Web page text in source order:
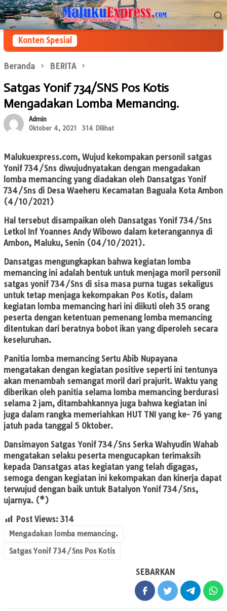
Loncat
ke
konten
Menu
Mobile
Konten Spesial
Beranda BERITA
Satgas Yonif 734/SNS Pos Kotis
Mengadakan Lomba Memancing.
Admin
Oktober 4, 2021
314 Dilihat
Malukuexpress.com, Wujud kekompakan personil satgas
Yonif 734/Sns diwujudnyatakan dengan mengadakan
lomba memancing yang diadakan oleh Dansatgas Yonif
734/Sns di Desa Waeheru Kecamatan Baguala Kota Ambon
(4/10/2021)
Hal tersebut disampaikan oleh Dansatgas Yonif 734/Sns
Letkol Inf Yoannes Andy Wibowo dalam keterangannya di
Ambon, Maluku, Senin (04/10/2021).
Dansatgas mengungkapkan bahwa kegiatan lomba
memancing ini adalah bentuk untuk menjaga moril personil
satgas yonif 734/Sns di sisa masa purna tugas sekaligus
untuk tetap menjaga kekompakan Pos Kotis, dalam
kegiatan lomba memancing hari ini diikuti oleh 35 orang
peserta dengan ketentuan pemenang lomba memancing
ditentukan dari beratnya bobot ikan yang diperoleh secara
keseluruhan.
Panitia lomba memancing Sertu Abib Nupayana
mengatakan dengan kegiatan positive seperti ini tentunya
akan menambah semangat moril dari prajurit. Waktu yang
diberikan oleh panitia selama lomba memancing berdurasi
selama 2 jam, ditambahkannya juga bahwa kegiatan ini
juga dalam rangka memeriahkan HUT TNI yang ke- 76 yang
jatuh pada tanggal 5 Oktober.
Dansimayon Satgas Yonif 734/Sns Serka Wahyudin Wahab
mengatakan selaku peserta mengucapkan terimaksih
kepada Dansatgas atas kegiatan yang telah digagas,
semoga dengan kegiatan ini kekompakan dan kinerja dapat
terwujud dengan baik untuk Batalyon Yonif 734/Sns,
ujarnya. (*)
Post Views: 314
Mengadakan lomba memancing.
Satgas Yonif 734/Sns Pos Kotis
SEBARKAN